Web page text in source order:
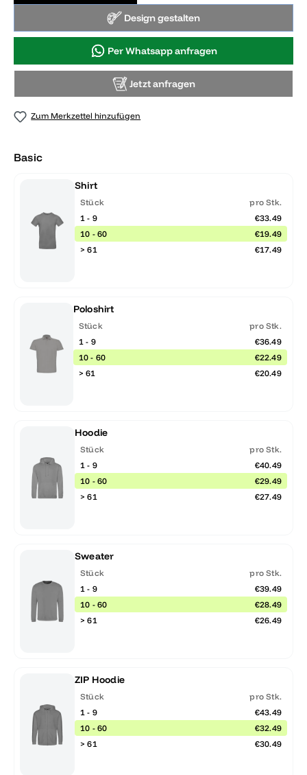
Design gestalten
Per Whatsapp anfragen
Jetzt anfragen
Zum Merkzettel hinzufügen
Basic
Shirt
Stück
pro Stk.
1 - 9
€33.49
10 - 60
€19.49
> 61
€17.49
Poloshirt
Stück
pro Stk.
1 - 9
€36.49
10 - 60
€22.49
> 61
€20.49
Hoodie
Stück
pro Stk.
1 - 9
€40.49
10 - 60
€29.49
> 61
€27.49
Sweater
Stück
pro Stk.
1 - 9
€39.49
10 - 60
€28.49
> 61
€26.49
ZIP Hoodie
Stück
pro Stk.
1 - 9
€43.49
10 - 60
€32.49
> 61
€30.49